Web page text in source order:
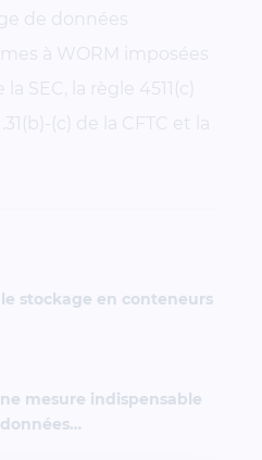
de données
à WORM imposées
SEC, la règle 4511(c)
(c) de la CFTC et la
stockage en conteneurs
mesure indispensable
données